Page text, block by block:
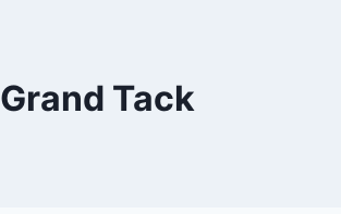
Grand Tack